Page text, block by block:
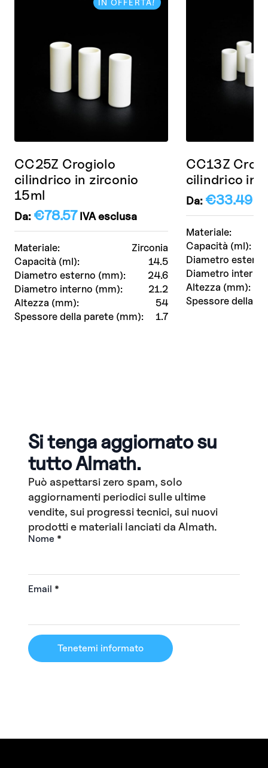
IN OFFERTA!
Materiale:
Zirconia
Capacità (ml):
14.5
Diametro esterno (mm):
24.6
Diametro interno (mm):
21.2
Altezza (mm):
54
Spessore della parete (mm):
1.7
CC25Z Crogiolo
cilindrico in zirconio
15ml
Da: €78.57IVA esclusa
Materiale:
Capacità (ml):
Diametro
Diametro interno
Altezza (mm):
Spessore della
CC13Z
cilindrico in
Da: €33.49
Si tenga aggiornato su
tutto Almath.
Può aspettarsi zero spam, solo
aggiornamenti periodici sulle ultime
vendite, sui progressi tecnici, sui nuovi
prodotti e materiali lanciati da Almath.
Nome *
Email *
Tenetemi informato